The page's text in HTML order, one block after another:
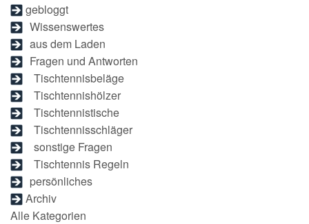
gebloggt
Wissenswertes
aus dem Laden
Fragen und Antworten
Tischtennisbeläge
Tischtennishölzer
Tischtennistische
Tischtennisschläger
sonstige Fragen
Tischtennis Regeln
persönliches
Archiv
Alle Kategorien